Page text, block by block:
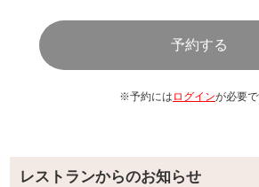
※予約には ログインが必要で
レストランからのお知らせ